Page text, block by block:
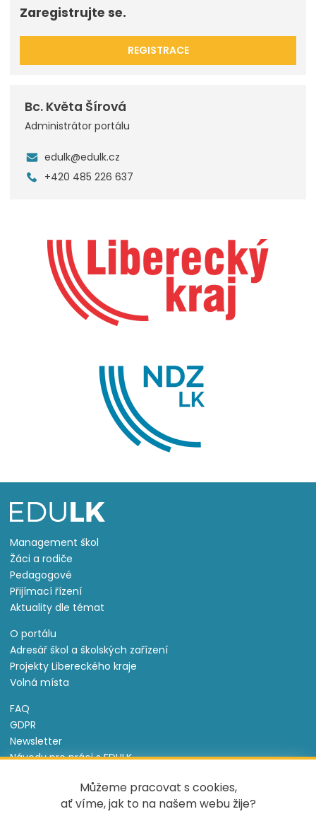
Můžeme pracovat s cookies,
ať víme, jak to na našem webu žije?
Zaregistrujte se.
REGISTRACE
Bc. Květa Šírová
Administrátor portálu
edulk@edulk.cz
+420 485 226 637
Management škol
Žáci a rodiče
Pedagogové
Přijímací řízení
Aktuality dle témat
O portálu
Adresář škol a školských zařízení
Projekty Libereckého kraje
Volná místa
FAQ
GDPR
Newsletter
Návody pro práci s EDULK
Nastavení cookies
Informace o souborech cookie